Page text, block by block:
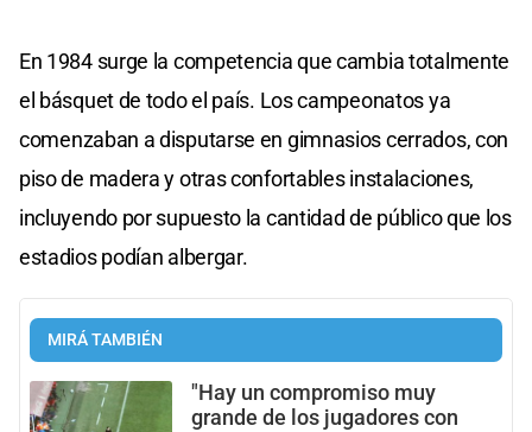
En 1984 surge la competencia que cambia totalmente
el básquet de todo el país. Los campeonatos ya
comenzaban a disputarse en gimnasios cerrados, con
piso de madera y otras confortables instalaciones,
incluyendo por supuesto la cantidad de público que los
estadios podían albergar.
MIRÁ TAMBIÉN
"Hay un compromiso muy
grande de los jugadores con